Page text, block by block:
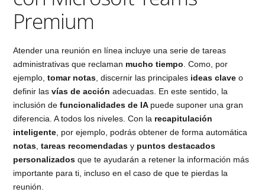
Premium
Atender una reunión en línea incluye una serie de tareas
administrativas que reclaman mucho tiempo . Como, por
ejemplo,tomar notas , discernir las principales ideas claveo
definir lasvías de acción adecuadas. En este sentido, la
inclusión defuncionalidades de IA puede suponer una gran
diferencia. A todos los niveles. Con la recapitulación
inteligente , por ejemplo, podrás obtener de forma automática
notas ,tareas recomendadas y puntos destacados
personalizadosque te ayudarán a retener la información más
importante para ti, incluso en el caso de que te pierdas la
reunión.